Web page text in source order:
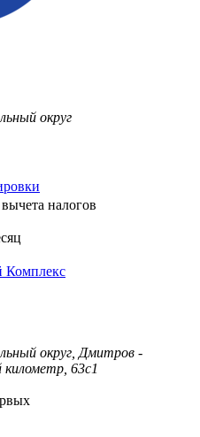
округ
налогов
Комплекс
округ, Дмитров -
63с1